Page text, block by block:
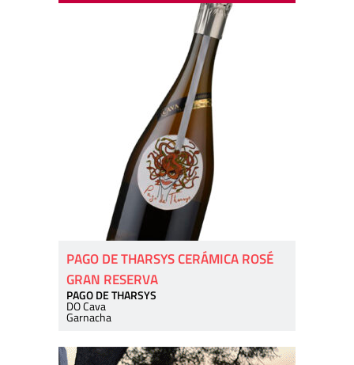
PAGO DE THARSYS CERÁMICA ROSÉ
GRAN RESERVA
PAGO DE THARSYS
DO Cava
Garnacha